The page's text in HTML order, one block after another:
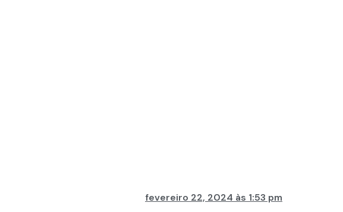
fevereiro 22, 2024 às 1:53 pm